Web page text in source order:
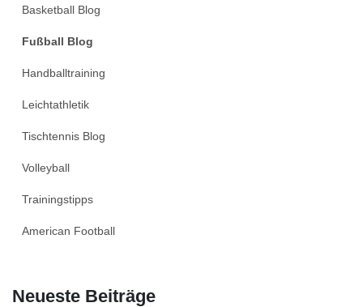
Basketball Blog
Fußball Blog
Handballtraining
Leichtathletik
Tischtennis Blog
Volleyball
Trainingstipps
American Football
Neueste Beiträge